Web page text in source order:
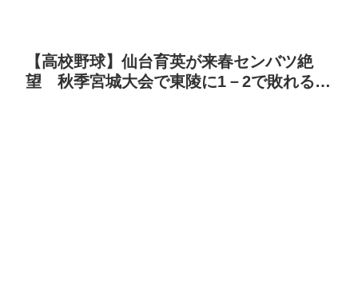
【高校野球】仙台育英が来春センバツ絶
望 秋季宮城大会で東陵に1－2で敗れる…